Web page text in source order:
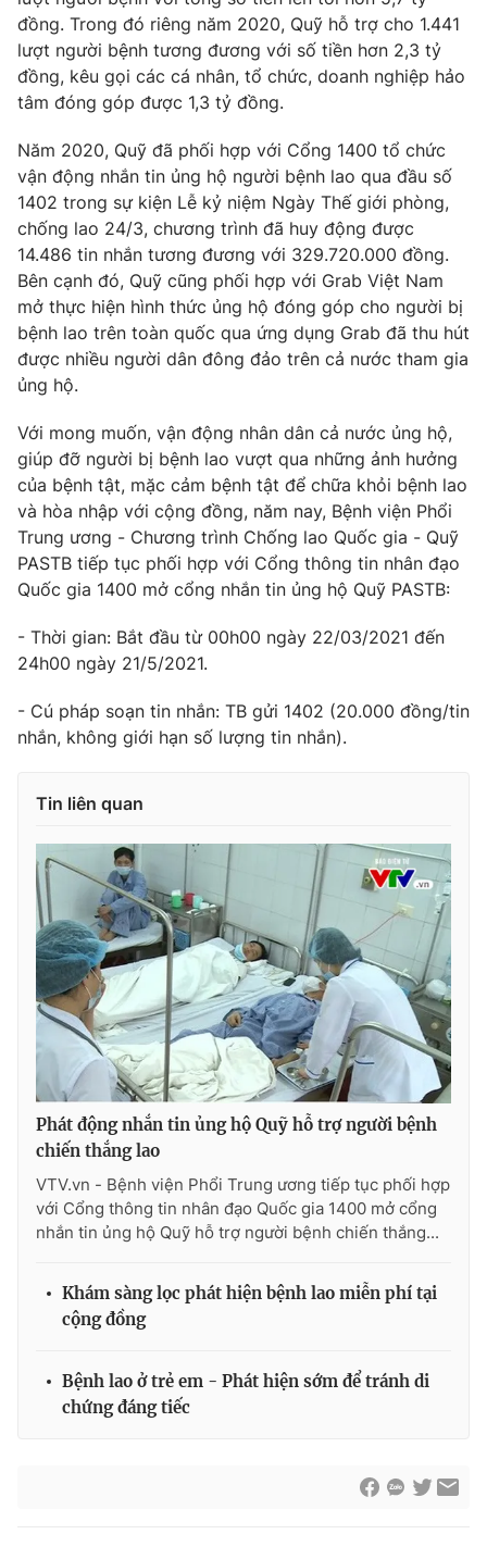
đồng. Trong đó riêng năm 2020, Quỹ hỗ trợ cho 1.441
lượt người bệnh tương đương với số tiền hơn 2,3 tỷ
đồng, kêu gọi các cá nhân, tổ chức, doanh nghiệp hảo
tâm đóng góp được 1,3 tỷ đồng.
Năm 2020, Quỹ đã phối hợp với Cổng 1400 tổ chức
vận động nhắn tin ủng hộ người bệnh lao qua đầu số
1402 trong sự kiện Lễ kỷ niệm Ngày Thế giới phòng,
chống lao 24/3, chương trình đã huy động được
14.486 tin nhắn tương đương với 329.720.000 đồng.
Bên cạnh đó, Quỹ cũng phối hợp với Grab Việt Nam
mở thực hiện hình thức ủng hộ đóng góp cho người bị
bệnh lao trên toàn quốc qua ứng dụng Grab đã thu hút
được nhiều người dân đông đảo trên cả nước tham gia
ủng hộ.
Với mong muốn, vận động nhân dân cả nước ủng hộ,
giúp đỡ người bị bệnh lao vượt qua những ảnh hưởng
của bệnh tật, mặc cảm bệnh tật để chữa khỏi bệnh lao
và hòa nhập với cộng đồng, năm nay, Bệnh viện Phổi
Trung ương - Chương trình Chống lao Quốc gia - Quỹ
PASTB tiếp tục phối hợp với Cổng thông tin nhân đạo
Quốc gia 1400 mở cổng nhắn tin ủng hộ Quỹ PASTB:
- Thời gian: Bắt đầu từ 00h00 ngày 22/03/2021 đến
24h00 ngày 21/5/2021.
- Cú pháp soạn tin nhắn: TB gửi 1402 (20.000 đồng/tin
nhắn, không giới hạn số lượng tin nhắn).
Tin liên quan
Phát động nhắn tin ủng hộ Quỹ hỗ trợ người bệnh
chiến thắng lao
VTV.vn - Bệnh viện Phổi Trung ương tiếp tục phối hợp
với Cổng thông tin nhân đạo Quốc gia 1400 mở cổng
nhắn tin ủng hộ Quỹ hỗ trợ người bệnh chiến thắng...
Khám sàng lọc phát hiện bệnh lao miễn phí tại
cộng đồng
Bệnh lao ở trẻ em - Phát hiện sớm để tránh di
chứng đáng tiếc